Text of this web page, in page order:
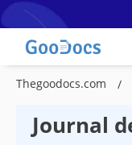
Thegoodocs.com
Journal